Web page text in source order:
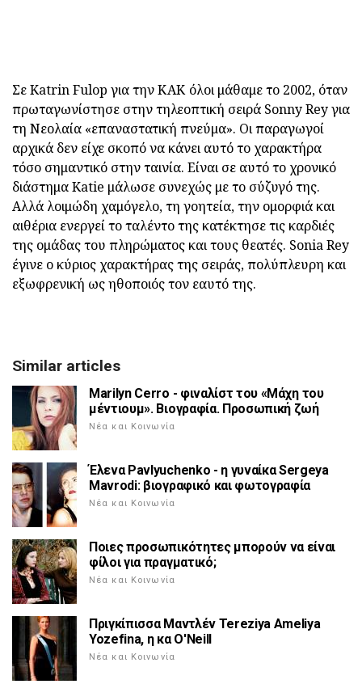
Σε Katrin Fulop για την ΚΑΚ όλοι μάθαμε το 2002, όταν
πρωταγωνίστησε στην τηλεοπτική σειρά Sonny Rey για
τη Νεολαία «επαναστατική πνεύμα». Οι παραγωγοί
αρχικά δεν είχε σκοπό να κάνει αυτό το χαρακτήρα
τόσο σημαντικό στην ταινία. Είναι σε αυτό το χρονικό
διάστημα Katie μάλωσε συνεχώς με το σύζυγό της.
Αλλά λοιμώδη χαμόγελο, τη γοητεία, την ομορφιά και
αιθέρια ενεργεί το ταλέντο της κατέκτησε τις καρδιές
της ομάδας του πληρώματος και τους θεατές. Sonia Rey
έγινε ο κύριος χαρακτήρας της σειράς, πολύπλευρη και
εξωφρενική ως ηθοποιός τον εαυτό της.
Similar articles
Marilyn Cerro - φιναλίστ του «Μάχη του
μέντιουμ». Βιογραφία. Προσωπική ζωή
Νέα και Κοινωνία
Έλενα Pavlyuchenko - η γυναίκα Sergeya
Mavrodi: βιογραφικό και φωτογραφία
Νέα και Κοινωνία
Ποιες προσωπικότητες μπορούν να είναι
φίλοι για πραγματικό;
Νέα και Κοινωνία
Πριγκίπισσα Μαντλέν Tereziya Ameliya
Yozefina, η κα O'Neill
Νέα και Κοινωνία